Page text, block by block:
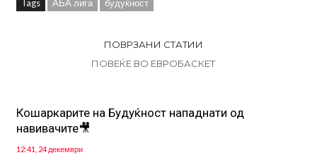
Tags АБА лига будуќност
ПОВРЗАНИ СТАТИИ
ПОВЕЌЕ ВО ЕВРОБАСКЕТ
Кошаркарите на Будуќност нападнати од
навивачите🎥
12:41, 24 декември